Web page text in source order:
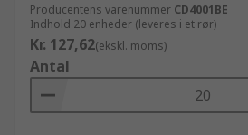
Producentens varenummer CD4001BE
Indhold 20 enheder (leveres i et rør)
Kr. 127,62(ekskl. moms)
Antal